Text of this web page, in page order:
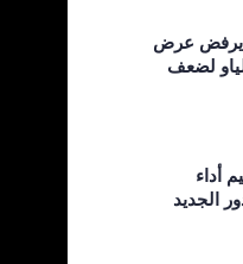
يرفض عرض
لضعف
أداء
الجديد